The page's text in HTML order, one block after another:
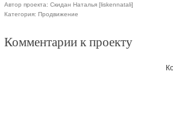
Автор проекта: Скидан Наталья [liskennatali]
Категория: Продвижение
Комментарии к проекту